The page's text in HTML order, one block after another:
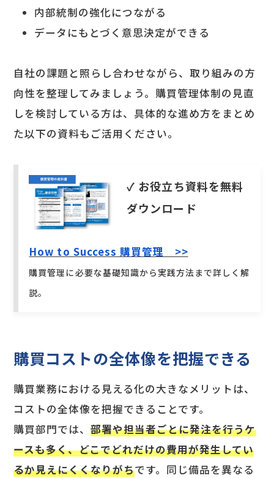
内部統制の強化につながる
データにもとづく意思決定ができる
自社の課題と照らし合わせながら、取り組みの方
向性を整理してみましょう。購買管理体制の見直
しを検討している方は、具体的な進め方をまとめ
た以下の資料もご活用ください。
✓ お役立ち資料を無料
ダウンロード
How to Success 購買管理 >>
購買管理に必要な基礎知識から実践方法まで詳しく解
説。
購買コストの全体像を把握できる
購買業務における見える化の大きなメリットは、
コストの全体像を把握できることです。
購買部門では、部署や担当者ごとに発注を行うケ
ースも多く、どこでどれだけの費用が発生してい
るか見えにくくなりがちです。同じ備品を異なる